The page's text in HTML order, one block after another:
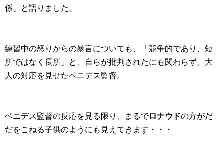
係」と語りました。
練習中の怒りからの暴言についても、「競争的であり、短
所ではなく長所」と、自らが批判されたにも関わらず、大
人の対応を見せたベニデス監督。
ベニデス監督の反応を見る限り、まるでロナウドの方がだ
だをこねる子供のようにも見えてきます・・・